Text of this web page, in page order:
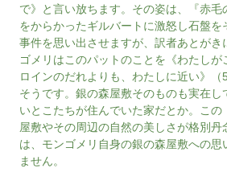
で》と言い放ちます。その姿は、『赤
をからかったギルバートに激怒し石盤を
事件を思い出させますが、訳者あとがき
ゴメリはこのパットのことを《わたしが
ロインのだれよりも、わたしに近い》（
そうです。銀の森屋敷そのものも実在
いとこたちが住んでいた家だとか。こ
屋敷やその周辺の自然の美しさが格別丹
は、モンゴメリ自身の銀の森屋敷への
ません。